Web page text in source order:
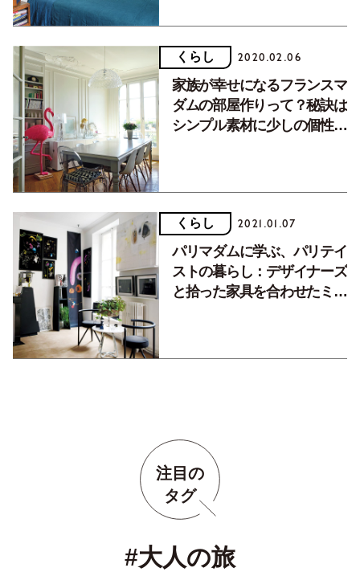
くらし 2020.02.06
家族が幸せになるフランスマ
ダムの部屋作りって？秘訣は
シンプル素材に少しの個性を
くらし 2021.01.07
パリマダムに学ぶ、パリテイ
ストの暮らし：デザイナーズ
と拾った家具を合わせたミッ
注目の
タグ
#大人の旅